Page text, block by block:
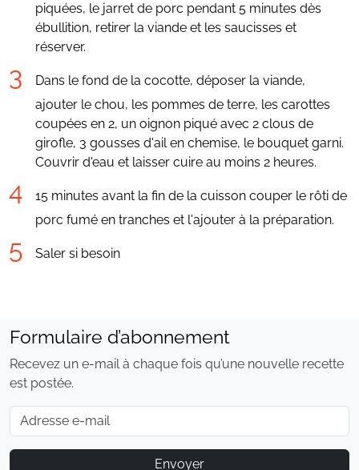
piquées, le jarret de porc pendant 5 minutes dès
ébullition, retirer la viande et les saucisses et
réserver.
Dans le fond de la cocotte, déposer la viande,
ajouter le chou, les pommes de terre, les carottes
coupées en 2, un oignon piqué avec 2 clous de
girofle, 3 gousses d'ail en chemise, le bouquet garni.
Couvrir d'eau et laisser cuire au moins 2 heures.
15 minutes avant la fin de la cuisson couper le rôti de
porc fumé en tranches et l'ajouter à la préparation.
Saler si besoin
Formulaire d’abonnement
Recevez un e-mail à chaque fois qu’une nouvelle recette
est postée.
E-mail
Envoyer